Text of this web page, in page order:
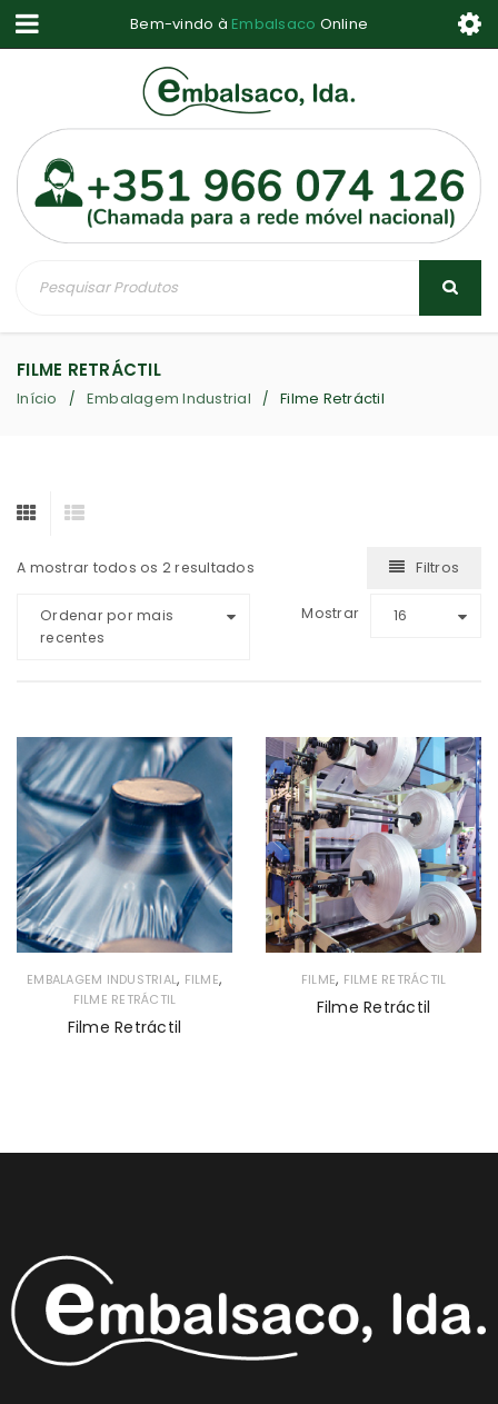
Bem-vindo à Embalsaco Online
FILME RETRÁCTIL
Início / Embalagem Industrial / Filme Retráctil
A mostrar todos os 2 resultados Filtros
Ordenar por mais
recentes
Mostrar 16
EMBALAGEM INDUSTRIAL, FILME,
FILME RETRÁCTIL
Filme Retráctil
FILME, FILME RETRÁCTIL
Filme Retráctil